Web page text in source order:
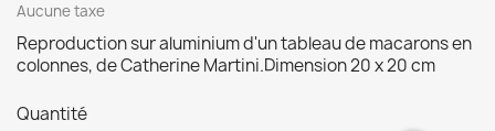
Aucune taxe
Reproduction sur aluminium d'un tableau de macarons en
colonnes, de Catherine Martini.Dimension 20 x 20 cm
Quantité